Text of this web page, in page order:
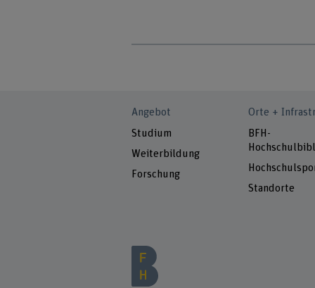
Angebot
Studium
Weiterbildung
Forschung
Orte +
BFH-
Standorte